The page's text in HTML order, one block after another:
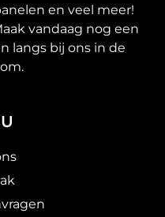
en veel meer!
vandaag nog een
langs bij ons in de